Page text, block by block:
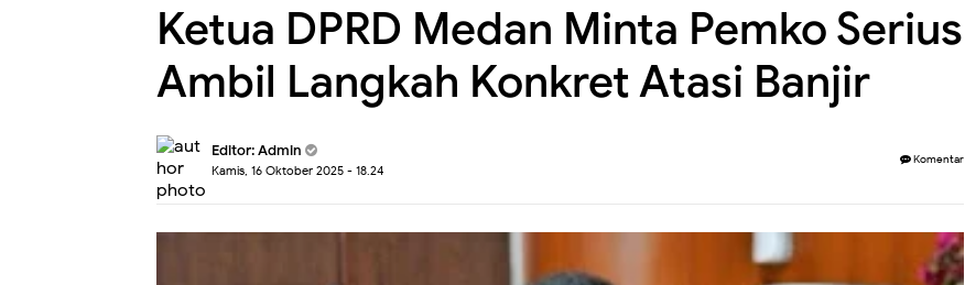
Ketua DPRD Medan Minta Pemko Serius
Ambil Langkah Konkret Atasi Banjir
Editor: Admin
Kamis, 16 Oktober 2025 - 18.24
Komentar